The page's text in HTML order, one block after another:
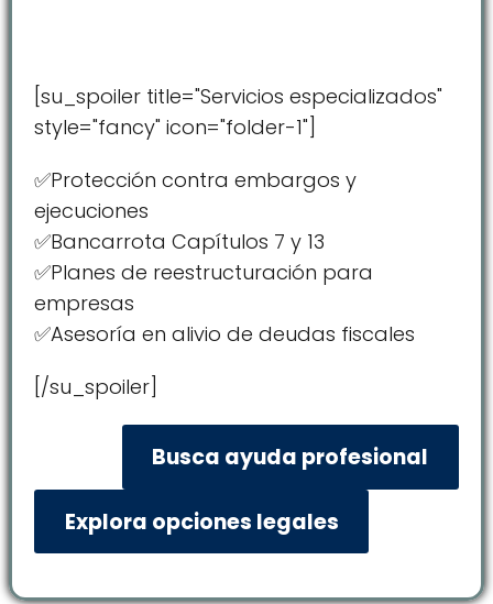
[su_spoiler title="Servicios especializados"
style="fancy" icon="folder-1"]
✅Protección contra embargos y
ejecuciones
✅Bancarrota Capítulos 7 y 13
✅Planes de reestructuración para
empresas
✅Asesoría en alivio de deudas fiscales
[/su_spoiler]
Busca ayuda profesional
Explora opciones legales